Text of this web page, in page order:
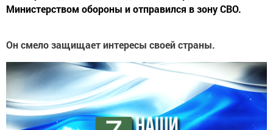
Министерством обороны и отправился в зону СВО.
Он смело защищает интересы своей страны.